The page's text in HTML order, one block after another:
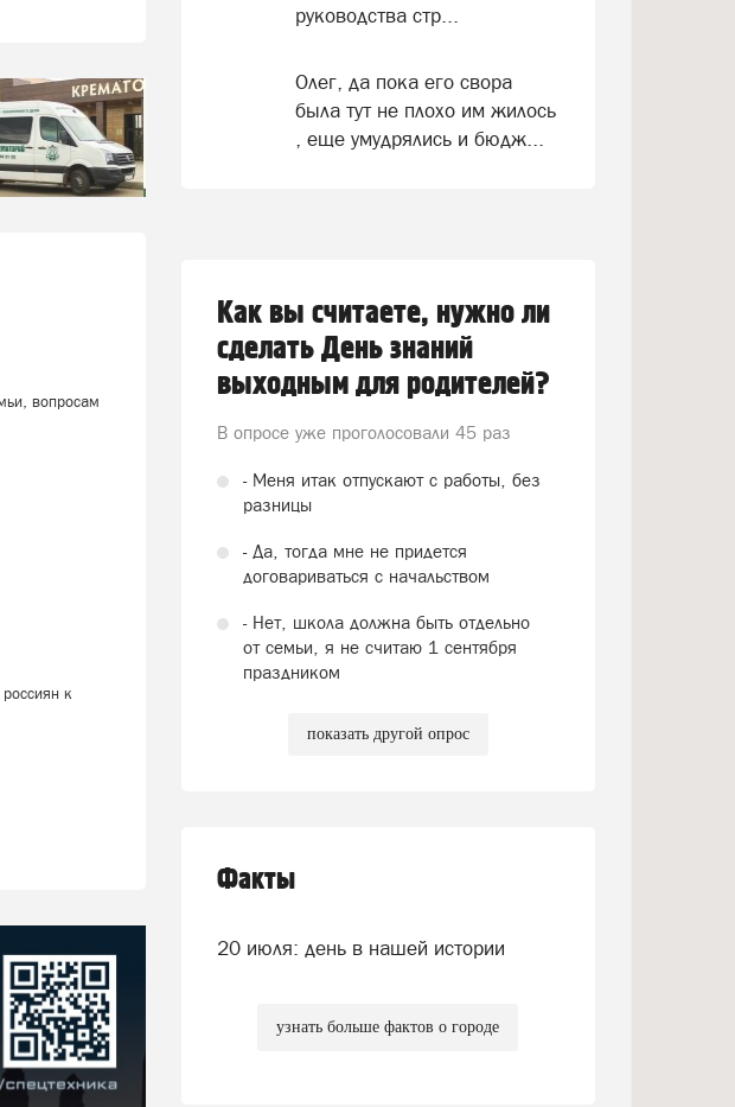
вопросам
к
руководства стр...
Олег, да пока его свора
была тут не плохо им жилось
, еще умудрялись и бюдж...
Как вы считаете, нужно ли
сделать День знаний
выходным для родителей?
В опросе уже проголосовали 45 раз
- Меня итак отпускают с работы, без
разницы
- Да, тогда мне не придется
договариваться с начальством
- Нет, школа должна быть отдельно
от семьи, я не считаю 1 сентября
праздником
показать другой опрос
Факты
20 июля: день в нашей истории
узнать больше фактов о городе